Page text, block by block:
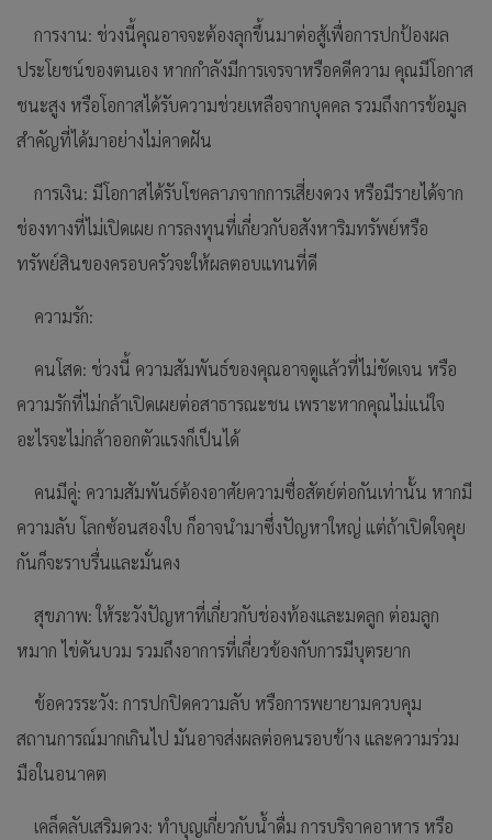
การงาน: ช่วงนี้คุณอาจจะต้องลุกขึ้นมาต่อสู้เพื่อการปกป้องผล
ประโยชน์ของตนเอง หากกำลังมีการเจรจาหรือคดีความ คุณมีโอกาส
ชนะสูง หรือโอกาสได้รับความช่วยเหลือจากบุคคล รวมถึงการข้อมูล
สำคัญที่ได้มาอย่างไม่คาดฝัน
การเงิน: มีโอกาสได้รับโชคลาภจากการเสี่ยงดวง หรือมีรายได้จาก
ช่องทางที่ไม่เปิดเผย การลงทุนที่เกี่ยวกับอสังหาริมทรัพย์หรือ
ทรัพย์สินของครอบครัวจะให้ผลตอบแทนที่ดี
ความรัก:
คนโสด: ช่วงนี้ ความสัมพันธ์ของคุณอาจดูแล้วที่ไม่ชัดเจน หรือ
ความรักที่ไม่กล้าเปิดเผยต่อสาธารณะชน เพราะหากคุณไม่แน่ใจ
อะไรจะไม่กล้าออกตัวแรงก็เป็นได้
คนมีคู่: ความสัมพันธ์ต้องอาศัยความซื่อสัตย์ต่อกันเท่านั้น หากมี
ความลับ โลกซ้อนสองใบ ก็อาจนำมาซึ่งปัญหาใหญ่ แต่ถ้าเปิดใจคุย
กันก็จะราบรื่นและมั่นคง
สุขภาพ: ให้ระวังปัญหาที่เกี่ยวกับช่องท้องและมดลูก ต่อมลูก
หมาก ไข่ดันบวม รวมถึงอาการที่เกี่ยวข้องกับการมีบุตรยาก
ข้อควรระวัง: การปกปิดความลับ หรือการพยายามควบคุม
สถานการณ์มากเกินไป มันอาจส่งผลต่อคนรอบข้าง และความร่วม
มือในอนาคต
เคล็ดลับเสริมดวง: ทำบุญเกี่ยวกับน้ำดื่ม การบริจาคอาหาร หรือ